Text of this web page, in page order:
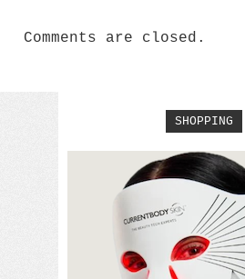
Comments are closed.
SHOPPING